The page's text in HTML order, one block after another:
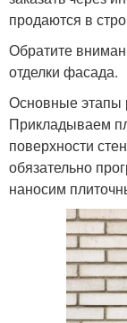
продаются в
Обратите
отделки фасада.
Основные этапы
Прикладываем
поверхности
обязательно
наносим